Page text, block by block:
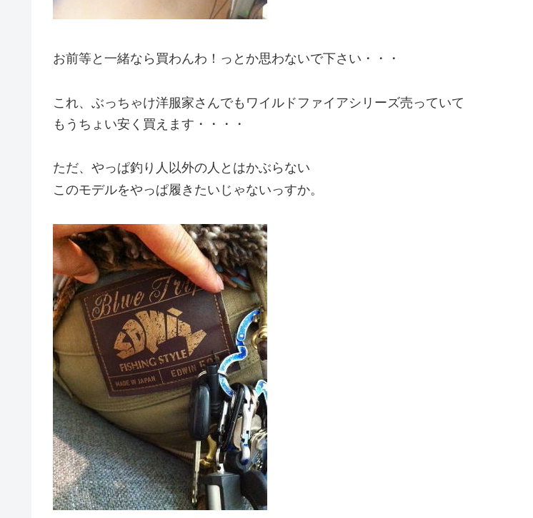
お前等と一緒なら買わんわ！っとか思わないで下さい・・・
これ、ぶっちゃけ洋服家さんでもワイルドファイアシリーズ売っていて
もうちょい安く買えます・・・・
ただ、やっぱ釣り人以外の人とはかぶらない
このモデルをやっぱ履きたいじゃないっすか。